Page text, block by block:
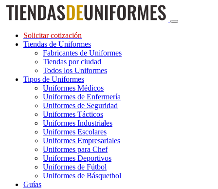
Solicitar cotización
Tiendas de Uniformes
Fabricantes de Uniformes
Tiendas por ciudad
Todos los Uniformes
Tipos de Uniformes
Uniformes Médicos
Uniformes de Enfermería
Uniformes de Seguridad
Uniformes Tácticos
Uniformes Industriales
Uniformes Escolares
Uniformes Empresariales
Uniformes para Chef
Uniformes Deportivos
Uniformes de Fútbol
Uniformes de Básquetbol
Guías